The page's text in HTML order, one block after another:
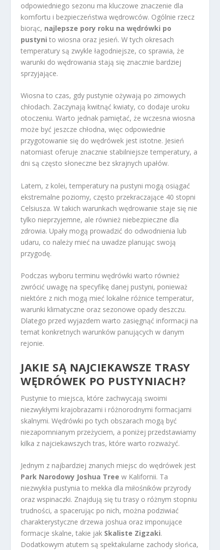
odpowiedniego sezonu ma kluczowe znaczenie dla
komfortu i bezpieczeństwa wędrowców. Ogólnie rzecz
biorąc, najlepsze pory roku na wędrówki po
pustyni to wiosna oraz jesień. W tych okresach
temperatury są zwykle łagodniejsze, co sprawia, że ​​
warunki do wędrowania stają się znacznie bardziej
sprzyjające.
Wiosna to czas, gdy pustynie ożywają po zimowych
chłodach. Zaczynają kwitnąć kwiaty, co dodaje uroku
otoczeniu. Warto jednak pamiętać, że wczesna wiosna
może być jeszcze chłodna, więc odpowiednie
przygotowanie się do wędrówek jest istotne. Jesień
natomiast oferuje znacznie stabilniejsze temperatury, a
dni są często słoneczne bez skrajnych upałów.
Latem, z kolei, temperatury na pustyni mogą osiągać
ekstremalne poziomy, często przekraczające 40 stopni
Celsiusza. W takich warunkach wędrowanie staje się nie
tylko nieprzyjemne, ale również niebezpieczne dla
zdrowia. Upały mogą prowadzić do odwodnienia lub
udaru, co należy mieć na uwadze planując swoją
przygodę.
Podczas wyboru terminu wędrówki warto również
zwrócić uwagę na specyfikę danej pustyni, ponieważ
niektóre z nich mogą mieć lokalne różnice temperatur,
warunki klimatyczne oraz sezonowe opady deszczu.
Dlatego przed wyjazdem warto zasięgnąć informacji na
temat konkretnych warunków panujących w danym
rejonie.
JAKIE SĄ NAJCIEKAWSZE TRASY
WĘDRÓWEK PO PUSTYNIACH?
Pustynie to miejsca, które zachwycają swoimi
niezwykłymi krajobrazami i różnorodnymi formacjami
skalnymi. Wędrówki po tych obszarach mogą być
niezapomnianym przeżyciem, a poniżej przedstawiamy
kilka z najciekawszych tras, które warto rozważyć.
Jednym z najbardziej znanych miejsc do wędrówek jest
Park Narodowy Joshua Tree w Kalifornii. Ta
niezwykła pustynia to mekka dla miłośników przyrody
oraz wspinaczki. Znajdują się tu trasy o różnym stopniu
trudności, a spacerując po nich, można podziwiać
charakterystyczne drzewa joshua oraz imponujące
formacje skalne, takie jak Skaliste Zigzaki.
Dodatkowym atutem są spektakularne zachody słońca,